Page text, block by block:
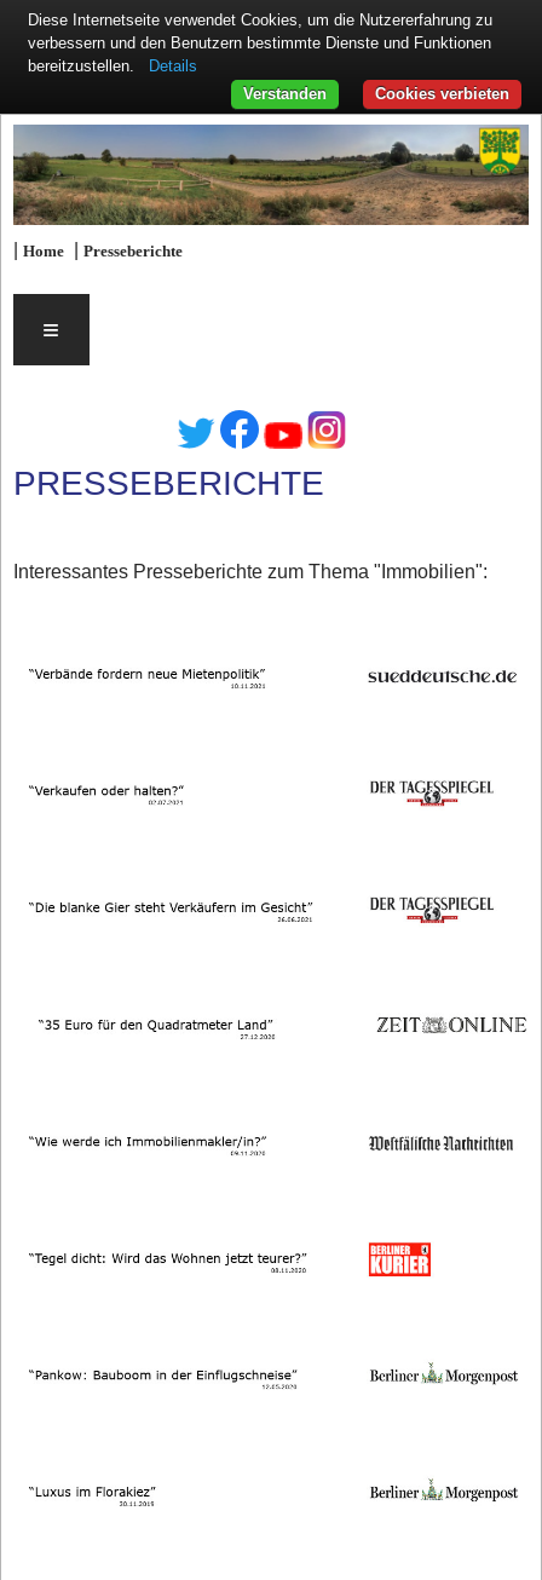
|Home |Presseberichte
≡
PRESSEBERICHTE
Interessantes Presseberichte zum Thema "Immobilien":
Diese Internetseite verwendet Cookies, um die Nutzererfahrung zu
verbessern und den Benutzern bestimmte Dienste und Funktionen
bereitzustellen.
Details
Cookies verbieten
Verstanden